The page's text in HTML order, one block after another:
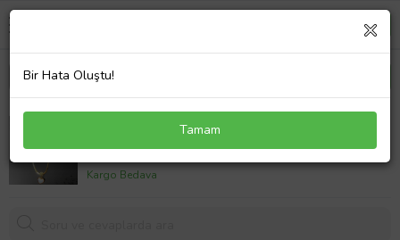
İnci Detaylı Kalp Model Gold Renk 316L Antialerjik
Çelik Kadın Kolye
600,00 TL
Kargo Bedava
Bir Hata Oluştu!
Tamam